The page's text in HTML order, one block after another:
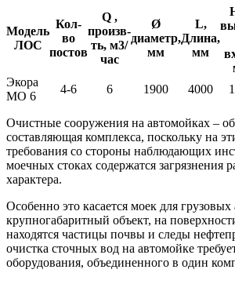
Модель
ЛОС
Кол-
во
постов
Q ,
произв-
ть, м3/
час
Ø
диаметр,
мм
L,
Длина,
мм
Экора
МО 6
4-6 6 1900 4000
Очистные сооружения на автомойках –
составляющая комплекса, поскольку на
требования со стороны наблюдающих
моечных стоках содержатся загрязнения
характера.
Особенно это касается моек для
крупногабаритный объект, на
находятся частицы почвы и следы
очистка сточных вод на автомойке
оборудования, объединенного в один